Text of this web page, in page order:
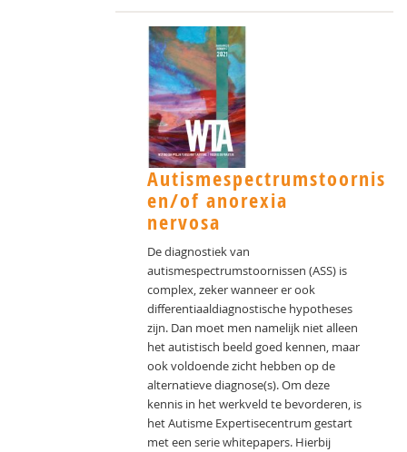
Autismespectrumstoornis
en/of anorexia
nervosa
De diagnostiek van
autismespectrumstoornissen (ASS) is
complex, zeker wanneer er ook
differentiaaldiagnostische hypotheses
zijn. Dan moet men namelijk niet alleen
het autistisch beeld goed kennen, maar
ook voldoende zicht hebben op de
alternatieve diagnose(s). Om deze
kennis in het werkveld te bevorderen, is
het Autisme Expertisecentrum gestart
met een serie whitepapers. Hierbij